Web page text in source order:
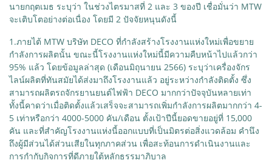
นายกฤตเมธ ระบุว่า ในช่วงไตรมาสที่ 2 และ 3 ของปี เชื่อมั่นว่า MTW
จะเติบโตอย่างต่อเนื่อง โดยมี 2 ปัจจัยหนุนดังนี้
​1.ภายไต้ MTW บริษัท DECO ที่กำลังสร้างโรงงานแห่งใหม่เพื่อขยาย
กำลังการผลิตนั้น ขณะนี้โรงงานแห่งใหม่นี้มีความคืบหน้าไปแล้วกว่า
95% แล้ว โดยข้อมูลล่าสุด (เดือนมิถุนายน 2566) ระบุว่าเครื่องจักร
ไลน์ผลิตที่ทันสมัยได้ส่งมาถึงโรงงานแล้ว อยู่ระหว่างกำลังติดตั้ง ซึ่ง
สามารถผลิตรถจักรยานยนต์ไฟฟ้า DECO มากกว่าปัจจุบันหลายเท่า
ทั้งนี้คาดว่าเมื่อติดตั้งแล้วเสร็จจะสามารถเพิ่มกำลังการผลิตมากกว่า 4-
5 เท่าหรือกว่า 4000-5000 คัน/เดือน ตั้งเป้าปีนี้ยอดขายอยู่ที่ 15,000
คัน และที่สำคัญโรงงานแห่งนี้ออกแบบที่เป็นมิตรต่อสิ่งแวดล้อม คำนึง
ถึงผู้มีส่วนได้ส่วนเสียในทุกภาคส่วน เพื่อสะท้อนการดำเนินงานและ
การกำกับกิจการที่ดีภายใต้หลักธรรมาภิบาล